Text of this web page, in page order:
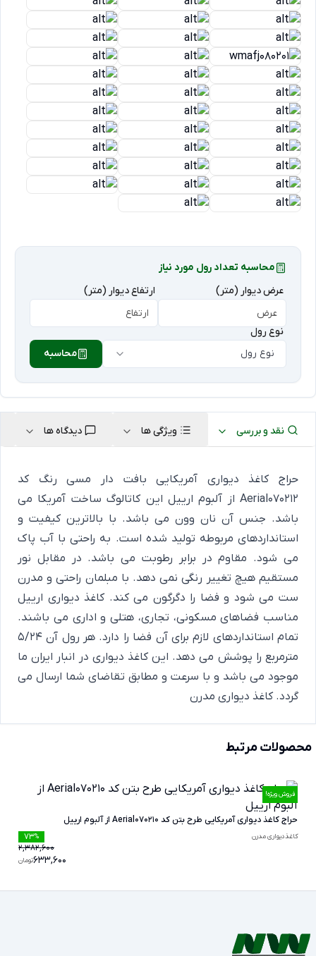
محاسبه تعداد رول مورد نیاز
عرض دیوار (متر)
ارتفاع دیوار (متر)
نوع رول
نوع رول
محاسبه
نقد و بررسی ویژگی ها دیدگاه ها
حراج کاغذ دیواری آمریکایی بافت دار مسی رنگ کد
Aerial070212 از آلبوم ارییل این کاتالوگ ساخت آمریکا می
باشد. جنس آن نان وون می باشد. با بالاترین کیفیت و
استانداردهای مربوطه تولید شده است. به راحتی با آب پاک
می شود. مقاوم در برابر رطوبت می باشد. در مقابل نور
مستقیم هیچ تغییر رنگی نمی دهد. با مبلمان راحتی و مدرن
ست می شود و فضا را دگرگون می کند. کاغذ دیواری ارییل
مناسب فضاهای مسکونی، تجاری، هتلی و اداری می باشند.
تمام استانداردهای لازم برای آن فضا را دارد. هر رول آن 5/24
مترمربع را پوشش می دهد. این کاغذ دیواری در انبار ایران ما
موجود می باشد و با سرعت و مطابق تقاضای شما ارسال می
گردد.کاغذ دیواری مدرن
محصولات مرتبط
فروش ویژه!
حراج کاغذ دیواری آمریکایی طرح بتن کد Aerial070210 از آلبوم ارییل
کاغذدیواری مدرن %
73
2,382,600
تومان633,600